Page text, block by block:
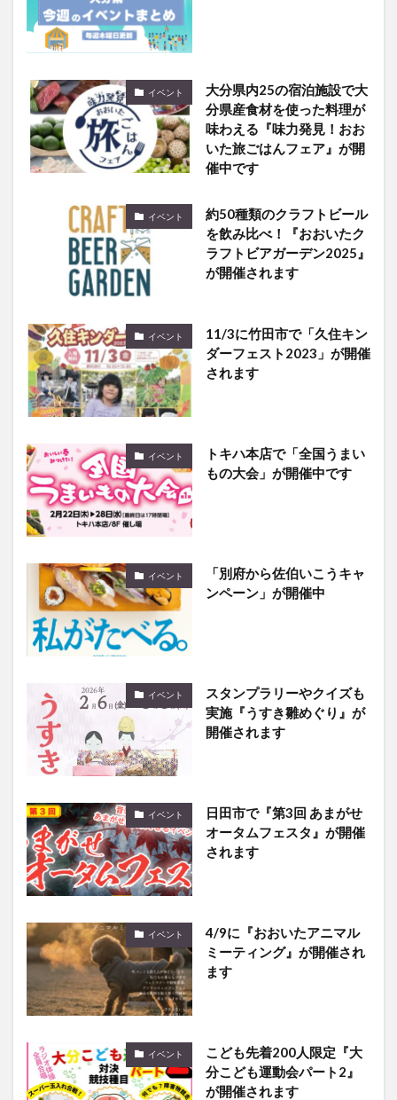
イベント
大分県内25の宿泊施設で大
分県産食材を使った料理が
味わえる『味力発見！おお
いた旅ごはんフェア』が開
催中です
イベント
約50種類のクラフトビール
を飲み比べ！『おおいたク
ラフトビアガーデン2025』
が開催されます
イベント
11/3に竹田市で「久住キン
ダーフェスト2023」が開催
されます
イベント
トキハ本店で「全国うまい
もの大会」が開催中です
イベント
「別府から佐伯いこうキャ
ンペーン」が開催中
イベント
スタンプラリーやクイズも
実施『うすき雛めぐり』が
開催されます
イベント
日田市で『第3回 あまがせ
オータムフェスタ』が開催
されます
イベント
4/9に『おおいたアニマル
ミーティング』が開催され
ます
イベント
こども先着200人限定『大
分こども運動会パート2』
が開催されます